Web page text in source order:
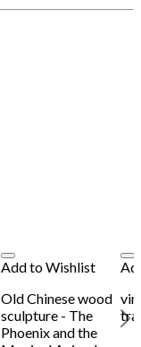
Add to Wishlist
Old Chinese wood
sculpture - The
Phoenix and the